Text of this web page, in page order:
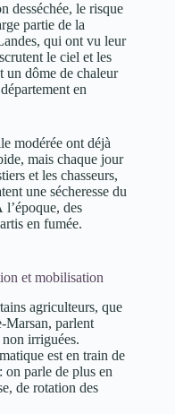
desséchée, le risque
partie de la
qui ont vu leur
le ciel et les
un dôme de chaleur
en
modérée ont déjà
mais chaque jour
et les chasseurs,
une sécheresse du
l’époque, des
en fumée.
et mobilisation
agriculteurs, que
Marsan, parlent
non irriguées.
est en train de
on parle de plus en
de rotation des